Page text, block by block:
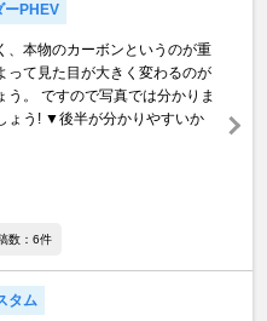
ーPHEV
、本物のカーボンというのが重
って見た目が大きく変わるのが
う。 ですので写真では分かりま
ょう! ▼後半が分かりやすいか
数：6件
タム